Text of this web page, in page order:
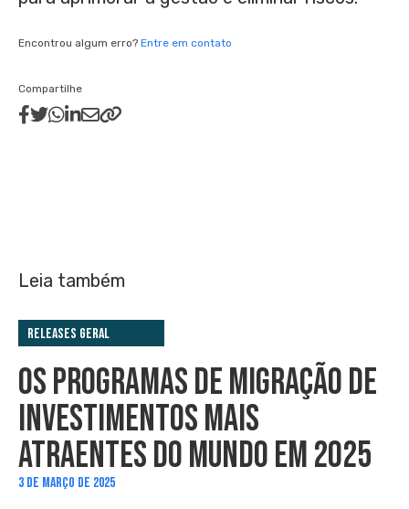
Encontrou algum erro? Entre em contato
Compartilhe
Leia também
Releases Geral
OS PROGRAMAS DE MIGRAÇÃO DE
INVESTIMENTOS MAIS
ATRAENTES DO MUNDO EM 2025
3 DE MARÇO DE 2025